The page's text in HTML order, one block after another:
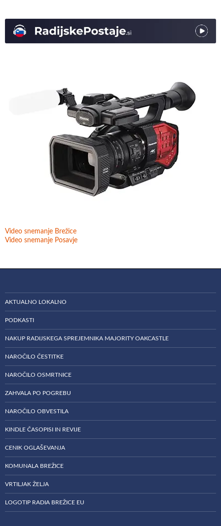
Video snemanje Brežice
Video snemanje Posavje
AKTUALNO LOKALNO
PODKASTI
NAKUP RADIJSKEGA SPREJEMNIKA MAJORITY OAKCASTLE
NAROČILO ČESTITKE
NAROČILO OSMRTNICE
ZAHVALA PO POGREBU
NAROČILO OBVESTILA
KINDLE ČASOPISI IN REVIJE
CENIK OGLAŠEVANJA
KOMUNALA BREŽICE
VRTILJAK ŽELJA
LOGOTIP RADIA BREŽICE EU